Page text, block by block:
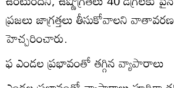
ప్రజలు జాగ్రత్తలు తీసుకోవాలని వాతావరణ
హెచ్చరించారు.
ఫ ఎండల ప్రభావంతో తగ్గిన వ్యాపారాలు